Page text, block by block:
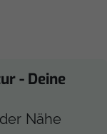
- Deine
Nähe